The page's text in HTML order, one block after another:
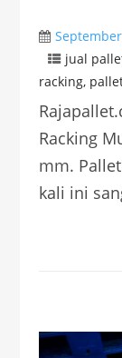
jual
racking,
Racking
mm.
kali ini